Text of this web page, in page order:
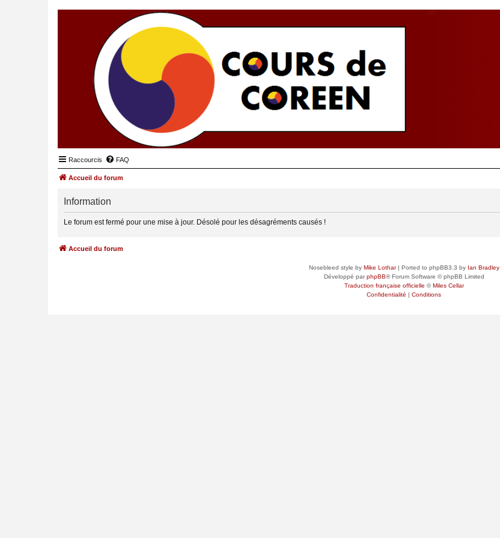
Raccourcis FAQ
Accueil du forum
Information
Le forum est fermé pour une mise à jour. Désolé pour les désagréments causés !
Accueil du forum
Nosebleed style by Mike Lothar| Ported to phpBB3.3 by Ian Bradley
Développé parphpBB® Forum Software © phpBB Limited
Traduction française officielle ©Miles Cellar
Confidentialité | Conditions